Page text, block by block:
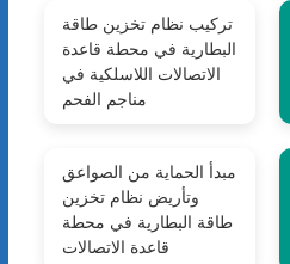
تركيب نظام تخزين طاقة
البطارية في محطة قاعدة
الاتصالات اللاسلكية في
مناجم الفحم
مبدأ الحماية من الصواعق
وتأريض نظام تخزين
طاقة البطارية في محطة
قاعدة الاتصالات